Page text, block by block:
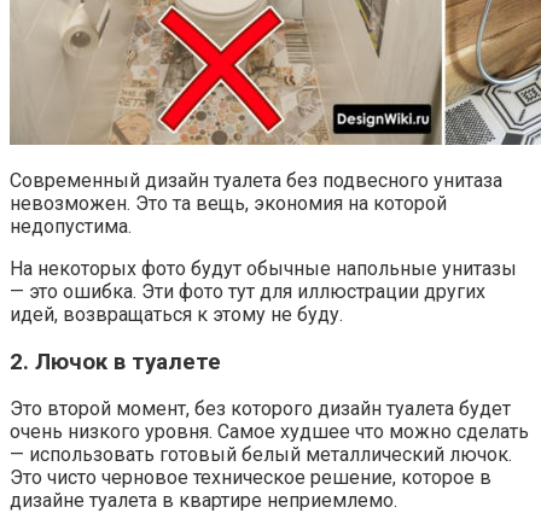
Современный дизайн туалета без подвесного унитаза
невозможен. Это та вещь, экономия на которой
недопустима.
На некоторых фото будут обычные напольные унитазы
— это ошибка. Эти фото тут для иллюстрации других
идей, возвращаться к этому не буду.
2. Лючок в туалете
Это второй момент, без которого дизайн туалета будет
очень низкого уровня. Самое худшее что можно сделать
— использовать готовый белый металлический лючок.
Это чисто черновое техническое решение, которое в
дизайне туалета в квартире неприемлемо.